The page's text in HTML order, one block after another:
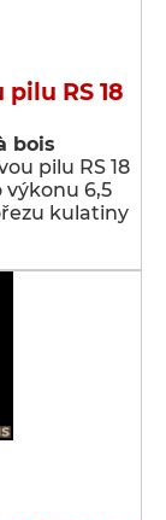
RS 18
bois
pilu RS 18
výkonu 6,5
kulatiny